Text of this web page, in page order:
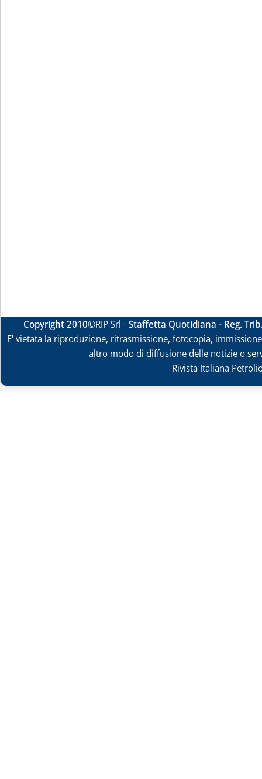
Copyright 2010©RIP Srl -Staffetta Quotidiana - Reg.
E' vietata la riproduzione, ritrasmissione, fotocopia,
altro modo di diffusione delle notizie o
Rivista Italiana